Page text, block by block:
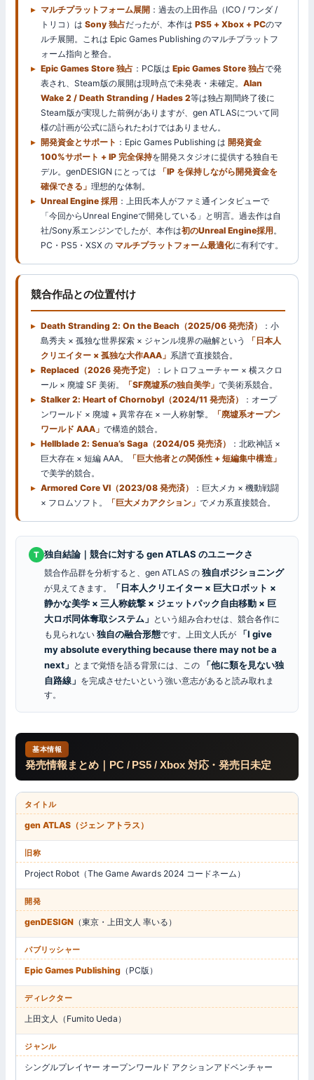
マルチプラットフォーム展開 ：過去の上田作品（ICO / ワンダ /
トリコ）はSony 独占だったが、本作はPS5 + Xbox + PCのマ
ルチ展開。これは Epic Games Publishing のマルチプラットフ
ォーム指向と整合。
Epic Games Store 独占 ：PC版はEpic Games Store 独占で発
表され、Steam版の展開は現時点で未発表・未確定。Alan
Wake 2 / Death Stranding / Hades 2等は独占期間終了後に
Steam版が実現した前例がありますが、gen ATLASについて同
様の計画が公式に語られたわけではありません。
開発資金とサポート ：Epic Games Publishing は 開発資金
100%サポート + IP 完全保持を開発スタジオに提供する独自モ
デル。genDESIGN にとっては
「IP を保持しながら開発資金を
確保できる」理想的な体制。
Unreal Engine 採用 ：上田氏本人がファミ通インタビューで
「今回からUnreal Engineで開発している」と明言。過去作は自
社/Sony系エンジンでしたが、本作は初のUnreal Engine採用。
PC・PS5・XSX の マルチプラットフォーム最適化に有利です。
競合作品との位置付け
Death Stranding 2: On the Beach（2025/06 発売済）
：小
島秀夫 × 孤独な世界探索 × ジャンル境界の融解という
「日本人
クリエイター × 孤独な大作AAA」 系譜で直接競合。
Replaced（2026 発売予定）
：レトロフューチャー × 横スクロ
ール × 廃墟 SF 美術。
「SF廃墟系の独自美学」で美術系競合。
Stalker 2: Heart of Chornobyl（2024/11 発売済）
：オープ
ンワールド × 廃墟 + 異常存在 × 一人称射撃。
「廃墟系オープン
ワールド AAA」で構造的競合。
Hellblade 2: Senua’s Saga（2024/05 発売済）
：北欧神話 ×
巨大存在 × 短編 AAA。
「巨大他者との関係性 + 短編集中構造」
で美学的競合。
Armored Core VI（2023/08 発売済）
：巨大メカ × 機動戦闘
× フロムソフト。
「巨大メカアクション」でメカ系直接競合。
T 独自結論｜競合に対する gen ATLAS のユニークさ
競合作品群を分析すると、gen ATLAS の独自ポジショニング
が見えてきます。
「日本人クリエイター × 巨大ロボット ×
静かな美学 × 三人称銃撃 × ジェットパック自由移動 × 巨
大ロボ同体奪取システム」 という組み合わせは、競合各作に
も見られない独自の融合形態です。上田文人氏が
「I give
my absolute everything because there may not be a
next」 とまで覚悟を語る背景には、この
「他に類を見ない独
自路線」 を完成させたいという強い意志があると読み取れま
す。
基本情報
発売情報まとめ｜PC / PS5 / Xbox 対応・発売日未定
タイトル
gen ATLAS（ジェン アトラス）
旧称
Project Robot（The Game Awards 2024 コードネーム）
開発
genDESIGN （東京・上田文人 率いる）
パブリッシャー
Epic Games Publishing （PC版）
ディレクター
上田文人（Fumito Ueda）
ジャンル
シングルプレイヤー オープンワールド アクションアドベンチャー